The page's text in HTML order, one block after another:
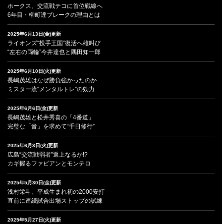
ホークス、交流戦テコに首位戦線へ
6年目・柳町達ブレークの理由とは
2025年6月13日(金)更新
ライオンズ“投手王国”復活へ雄叫び
“左右の両輪”今井達也と隅田知一郎
2025年6月10日(火)更新
長嶋茂雄はなぜ勝負強かったのか
ミスター流“メンタルトレ”の効力
2025年6月6日(金)更新
長嶋茂雄と松井秀喜の「4番道」
完璧な「音」を求めて“千日修行”
2025年6月3日(火)更新
広島“交流戦弱者”返上なるか!?
カギ握るファビアンとモンテロ
2025年5月30日(金)更新
浅村栄斗、平成生まれ初の2000安打
直前に連続試合出場ストップの試練
2025年5月27日(火)更新